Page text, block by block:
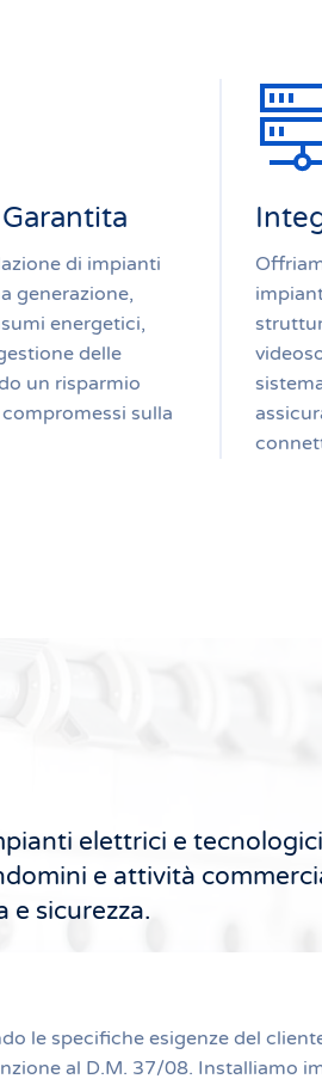
di impianti
generazione,
energetici,
delle
un risparmio
sulla
elettrici e
e attività
sicurezza.
le specifiche esigenze del
al D.M. 37/08. Installiamo